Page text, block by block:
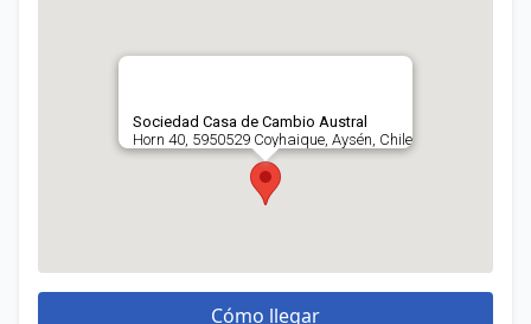
Sociedad Casa de Cambio Austral
Horn 40, 5950529 Coyhaique, Aysén, Chile
Cómo llegar